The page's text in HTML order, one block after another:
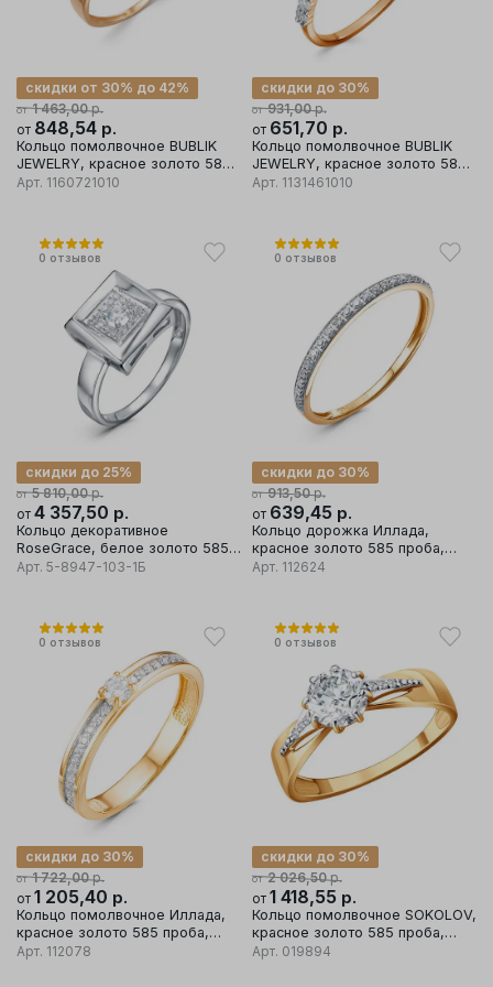
от 1 463,00р.
скидки от 30% до 42%
от 848,54 р.
Кольцо помолвочное BUBLIK
JEWELRY, красное золото 585
проба, вставка фианит
Арт. 1160721010
от 931,00р.
скидки до 30%
от 651,70 р.
Кольцо помолвочное BUBLIK
JEWELRY, красное золото 585
проба, вставка фианит
Арт. 1131461010
0 отзывов
от 5 810,00р.
скидки до 25%
от 4 357,50 р.
Кольцо декоративное
RoseGrace, белое золото 585
проба
Арт. 5-8947-103-1Б
0 отзывов
от 913,50р.
скидки до 30%
от 639,45 р.
Кольцо дорожка Иллада,
красное золото 585 проба,
вставка фианит
Арт. 112624
0 отзывов
от 1 722,00р.
скидки до 30%
от 1 205,40 р.
Кольцо помолвочное Иллада,
красное золото 585 проба,
вставка фианит
Арт. 112078
0 отзывов
от 2 026,50р.
скидки до 30%
от 1 418,55 р.
Кольцо помолвочное SOKOLOV,
красное золото 585 проба,
вставка фианит
Арт. 019894